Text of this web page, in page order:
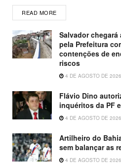
READ MORE
Salvador chegará
pela Prefeitura
contenções de
riscos
4 DE AGOSTO DE 2026
Flávio Dino
inquéritos da PF
4 DE AGOSTO DE 2026
Artilheiro do
sem balançar as
4 DE AGOSTO DE 2026